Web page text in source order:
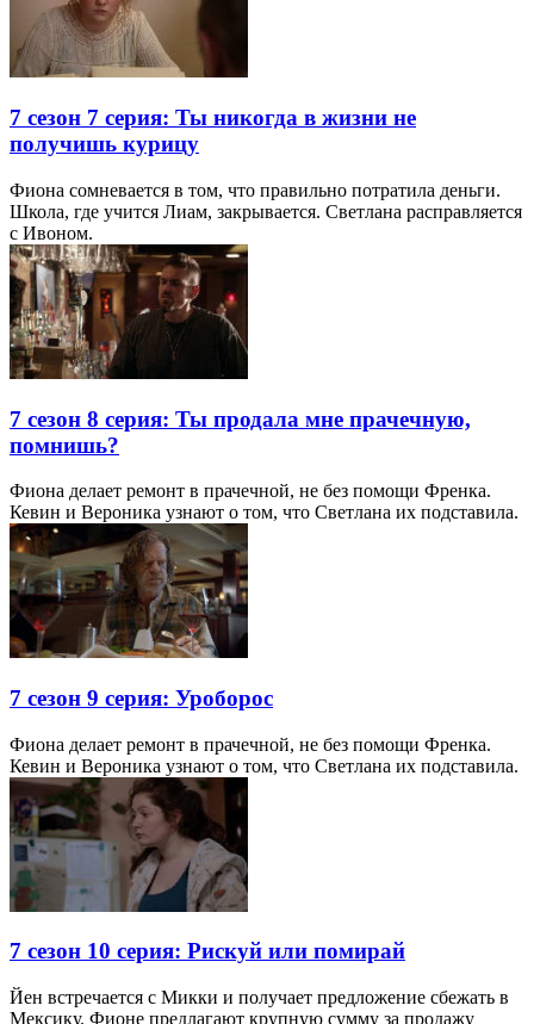
7 сезон 7 серия: Ты никогда в жизни не
получишь курицу
Фиона сомневается в том, что правильно потратила деньги.
Школа, где учится Лиам, закрывается. Светлана расправляется
с Ивоном.
7 сезон 8 серия: Ты продала мне прачечную,
помнишь?
Фиона делает ремонт в прачечной, не без помощи Френка.
Кевин и Вероника узнают о том, что Светлана их подставила.
7 сезон 9 серия: Уроборос
Фиона делает ремонт в прачечной, не без помощи Френка.
Кевин и Вероника узнают о том, что Светлана их подставила.
7 сезон 10 серия: Рискуй или помирай
Йен встречается с Микки и получает предложение сбежать в
Мексику. Фионе предлагают крупную сумму за продажу